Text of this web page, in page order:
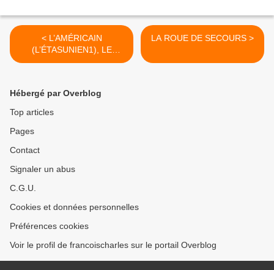
< L’AMÉRICAIN
(L’ÉTASUNIEN1), LE
FRANÇAIS ET LE PONT
LA ROUE DE SECOURS >
Hébergé par Overblog
Top articles
Pages
Contact
Signaler un abus
C.G.U.
Cookies et données personnelles
Préférences cookies
Voir le profil de francoischarles sur le portail Overblog